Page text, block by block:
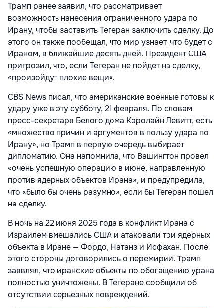
Трамп ранее заявил, что рассматривает
возможность нанесения ограниченного удара по
Ирану, чтобы заставить Тегеран заключить сделку. До
этого он также пообещал, что мир узнает, что будет с
Ираном, в ближайшие десять дней. Президент США
пригрозил, что, если Тегеран не пойдет на сделку,
«произойдут плохие вещи».
CBS News писал, что американские военные готовы к
удару уже в эту субботу, 21 февраля. По словам
пресс-секретаря Белого дома Кэролайн Левитт, есть
«множество причин и аргументов в пользу удара по
Ирану», но Трамп в первую очередь выбирает
дипломатию. Она напомнила, что Вашингтон провел
«очень успешную операцию в июне, направленную
против ядерных объектов Ирана», и предупредила,
что «было бы очень разумно», если бы Тегеран пошел
на сделку.
В ночь на 22 июня 2025 года в конфликт Ирана с
Израилем вмешались США и атаковали три ядерных
объекта в Иране — Фордо, Натанз и Исфахан. После
этого стороны договорились о перемирии. Трамп
заявлял, что иранские объекты по обогащению урана
полностью уничтожены. В Тегеране сообщили об
отсутствии серьезных повреждений.